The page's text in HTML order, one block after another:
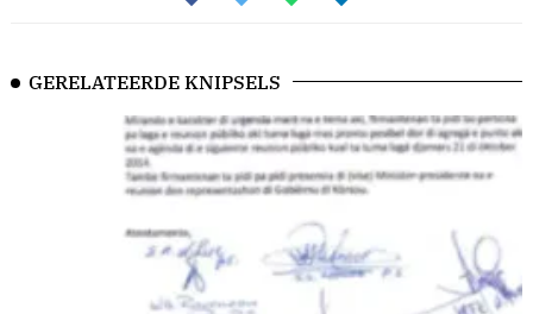
GERELATEERDE KNIPSELS